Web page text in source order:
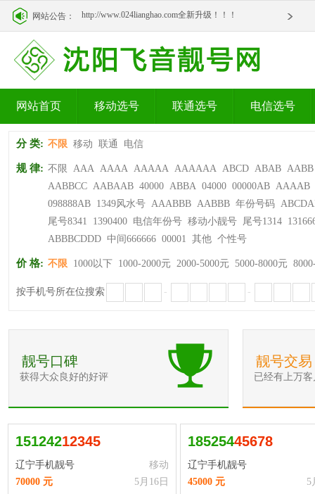
网站公告： http://www.024lianghao.com全新升级！！！
网站首页 移动选号 联通选号 电信选号
分 类: 不限 移动 联通 电信
规 律: 不限 AAA AAAA AAAAA AAAAAA ABCD ABAB AABB
AABBCC AABAAB 40000 ABBA 04000 00000AB AAAAB
098888AB 1349风水号 AAABBB AABBB 年份号码
尾号8341
1390400 电信年份号 移动小靓号 尾号1314
ABBBCDDD 中间666666 00001 其他 个性号
价 格: 不限 1000以下 1000-2000元 2000-5000元 5000-8000元
按手机号所在位搜索 - -
靓号口碑
获得大众良好的好评
靓号交易
已经有上万
15124212345
辽宁手机靓号
移动
5月16日
70000 元
18525445678
辽宁手机靓号
5
45000 元